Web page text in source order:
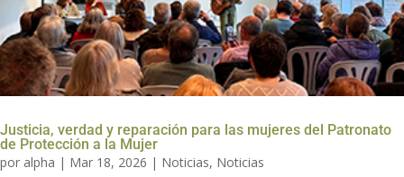
Justicia, verdad y reparación para las mujeres del Patronato
de Protección a la Mujer
por alpha | Mar 18, 2026 | Noticias, Noticias